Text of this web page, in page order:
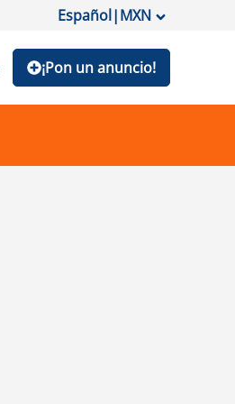
Español|MXN
¡Pon un anuncio!